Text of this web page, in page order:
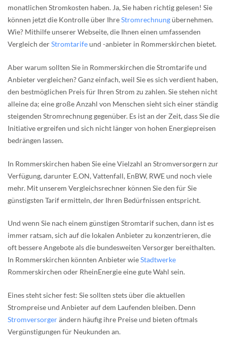
monatlichen Stromkosten haben. Ja, Sie haben richtig gelesen! Sie
können jetzt die Kontrolle über IhreStromrechnungübernehmen.
Wie? Mithilfe unserer Webseite, die Ihnen einen umfassenden
Vergleich derStromtarifeund -anbieter in Rommerskirchen bietet.
Aber warum sollten Sie in Rommerskirchen die Stromtarife und
Anbieter vergleichen? Ganz einfach, weil Sie es sich verdient haben,
den bestmöglichen Preis für Ihren Strom zu zahlen. Sie stehen nicht
alleine da; eine große Anzahl von Menschen sieht sich einer ständig
steigenden Stromrechnung gegenüber. Es ist an der Zeit, dass Sie die
Initiative ergreifen und sich nicht länger von hohen Energiepreisen
bedrängen lassen.
In Rommerskirchen haben Sie eine Vielzahl an Stromversorgern zur
Verfügung, darunter E.ON, Vattenfall, EnBW, RWE und noch viele
mehr. Mit unserem Vergleichsrechner können Sie den für Sie
günstigsten Tarif ermitteln, der Ihren Bedürfnissen entspricht.
Und wenn Sie nach einem günstigen Stromtarif suchen, dann ist es
immer ratsam, sich auf die lokalen Anbieter zu konzentrieren, die
oft bessere Angebote als die bundesweiten Versorger bereithalten.
In Rommerskirchen könnten Anbieter wieStadtwerke
Rommerskirchen oder RheinEnergie eine gute Wahl sein.
Eines steht sicher fest: Sie sollten stets über die aktuellen
Strompreise und Anbieter auf dem Laufenden bleiben. Denn
Stromversorgerändern häufig ihre Preise und bieten oftmals
Vergünstigungen für Neukunden an.